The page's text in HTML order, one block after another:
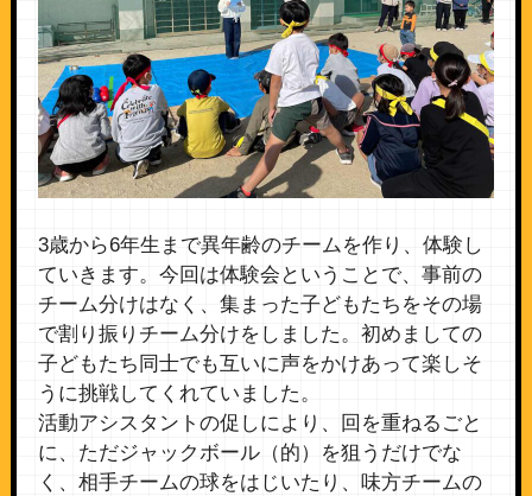
3歳から6年生まで異年齢のチームを作り、体験し
ていきます。今回は体験会ということで、事前の
チーム分けはなく、集まった子どもたちをその場
で割り振りチーム分けをしました。初めましての
子どもたち同士でも互いに声をかけあって楽しそ
うに挑戦してくれていました。
活動アシスタントの促しにより、回を重ねるごと
に、ただジャックボール（的）を狙うだけでな
く、相手チームの球をはじいたり、味方チームの